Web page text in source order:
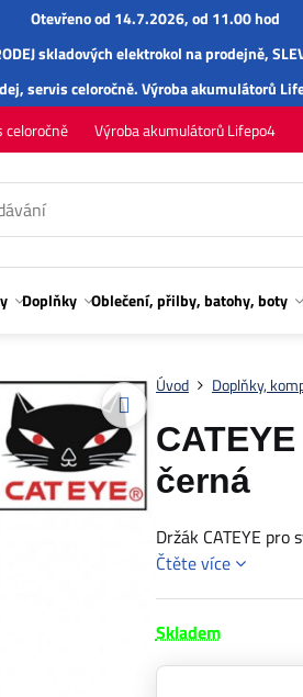
Otevřeno od 14.7.2026, od 11.00 hod
skladových elektrokol na prodejně,
servisceloročně.Výroba akumulátorů
celoročně Výroba akumulátorů Lifepo4
Doplňky Oblečení, přilby, batohy, boty
Úvod Doplňky,
černá
Držák CATEYE
Čtěte více
Skladem